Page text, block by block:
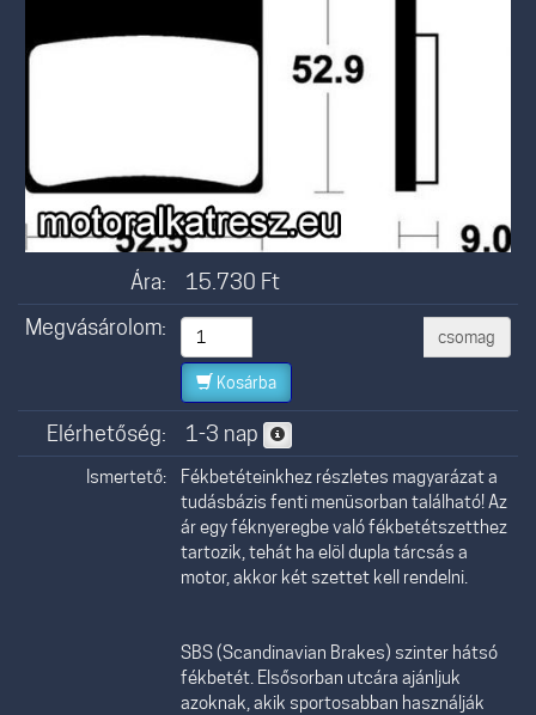
Ára: 15.730 Ft
Megvásárolom:
csomag
Kosárba
Elérhetőség: 1-3 nap
Ismertető:
Fékbetéteinkhez részletes magyarázat a
tudásbázis fenti menüsorban található! Az
ár egy féknyeregbe való fékbetétszetthez
tartozik, tehát ha elöl dupla tárcsás a
motor, akkor két szettet kell rendelni.
SBS (Scandinavian Brakes) szinter hátsó
fékbetét. Elsősorban utcára ajánljuk
azoknak, akik sportosabban használják